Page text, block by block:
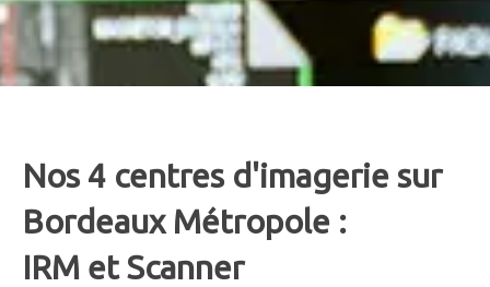
Nos 4 centres d'imagerie sur
Bordeaux Métropole :
IRM et Scanner